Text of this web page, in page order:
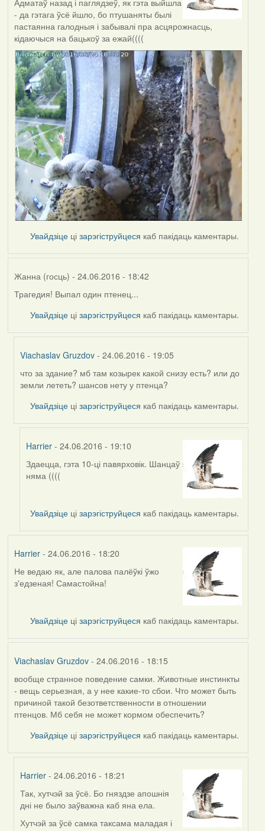
Адматаў назад і паглядзеў, як гэта выйшла
- да гэтага ўсё йшло, бо птушаняты былі
пастаянна галодныя і забывалі пра асцярожнасць,
кідаючыся на бацькоў за ежай((((
Увайдзіце цізарэгіструйцеся каб пакідаць каментары.
Жанна (госць) - 24.06.2016 - 18:42
Трагедия! Выпал один птенец...
Увайдзіце цізарэгіструйцеся каб пакідаць каментары.
Viachaslav Gruzdov - 24.06.2016 - 19:05
In
reply
Жанна
что за здание? мб там козырек какой снизу есть? или до
земли лететь? шансов нету у птенца?
Увайдзіце цізарэгіструйцеся каб пакідаць каментары.
Harrier - 24.06.2016 - 19:10
In
reply
Viachaslav
Gruzdov
Здаецца, гэта 10-ці павярховік. Шанцаў
няма ((((
Увайдзіце цізарэгіструйцеся каб пакідаць каментары.
Harrier- 24.06.2016 - 18:20
Не ведаю як, але палова палёўкі ўжо
з'едзеная! Самастойна!
Увайдзіце цізарэгіструйцеся каб пакідаць каментары.
Viachaslav Gruzdov- 24.06.2016 - 18:15
вообще странное поведение самки. Животные инстинкты
- вещь серьезная, а у нее какие-то сбои. Что может быть
причиной такой безответственности в отношении
птенцов. Мб себя не может кормом обеспечить?
Увайдзіце цізарэгіструйцеся каб пакідаць каментары.
Harrier - 24.06.2016 - 18:21
In
reply
to
Так, хутчэй за ўсё. Бо гняздзе апошнія
дні не было заўважна каб яна ела.
Хутчэй за ўсё самка таксама маладая і